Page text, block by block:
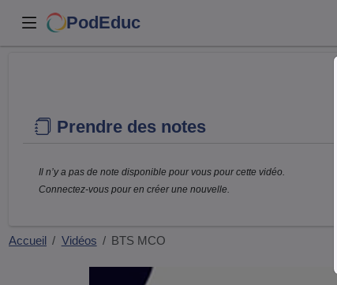
PodEduc
Prendre des notes
Il n’y a pas de note disponible pour vous pour cette vidéo.
Connectez-vous pour en créer une nouvelle.
Accueil Vidéos BTS MCO